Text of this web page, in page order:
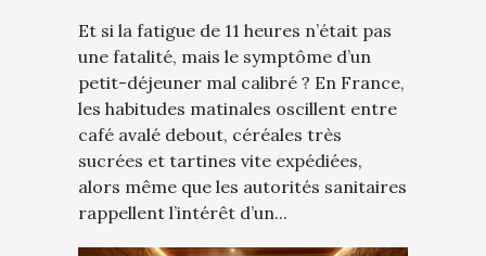
terme ?
Et si la fatigue de 11 heures n’était pas
une fatalité, mais le symptôme d’un
petit-déjeuner mal calibré ? En France,
les habitudes matinales oscillent entre
café avalé debout, céréales très
sucrées et tartines vite expédiées,
alors même que les autorités sanitaires
rappellent l’intérêt d’un...